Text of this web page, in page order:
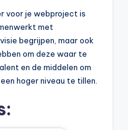
voor je webproject is
met
begrijpen, maar ook
om deze waar te
en de middelen om
hoger niveau te tillen.